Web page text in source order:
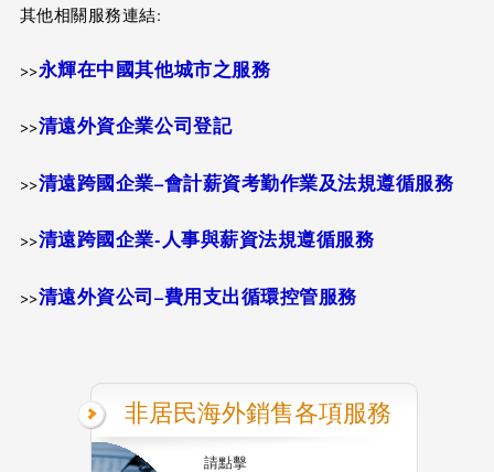
其他相關服務連結:
>>永輝在中國其他城市之服務
>>清遠外資企業公司登記
>>清遠跨國企業–會計薪資考勤作業及法規遵循服務
>>清遠跨國企業-人事與薪資法規遵循服務
>>清遠外資公司–費用支出循環控管服務
非居民海外銷售各項服務
請點擊